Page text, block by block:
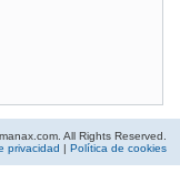
All Rights Reserved.
privacidad | Política de cookies